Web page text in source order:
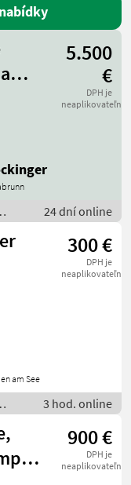
5.500
€
DPH je
neaplikovateľné
24 dní online
300 €
DPH je
neaplikovateľné
am See
3 hod. online
900 €
DPH je
neaplikovateľné